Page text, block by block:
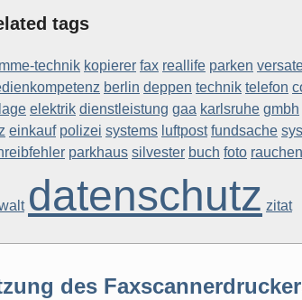
tags
technik kopierer fax reallife parken
berlin deppen technik telefon
elektrik dienstleistung gaa karlsruhe gmbh
einkauf polizei systems luftpost fundsache
parkhaus silvester buch foto rauchen
datenschutz zitat
des